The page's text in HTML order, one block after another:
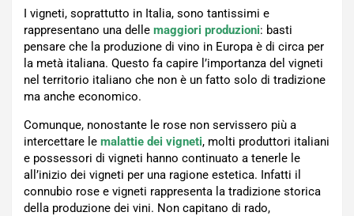
I vigneti, soprattutto in Italia, sono tantissimi e
rappresentano una delle maggiori produzioni: basti
pensare che la produzione di vino in Europa è di circa per
la metà italiana. Questo fa capire l’importanza del vigneti
nel territorio italiano che non è un fatto solo di tradizione
ma anche economico.
Comunque, nonostante le rose non servissero più a
intercettare le malattie dei vigneti, molti produttori italiani
e possessori di vigneti hanno continuato a tenerle le
all’inizio dei vigneti per una ragione estetica. Infatti il
connubio rose e vigneti rappresenta la tradizione storica
della produzione dei vini. Non capitano di rado,